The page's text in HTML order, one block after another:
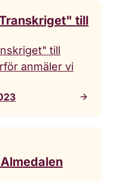
en
stöttar
kvinnor.
med
som annars
oss, säger hon.
till
till
anmäler vi
ger en ensidig
utelämnar